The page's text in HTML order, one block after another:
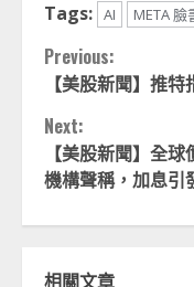
Tags: AI META 臉
Continue
Reading
Previous:
【美股新聞】推
Next:
【美股新聞】全
機構聲稱，加息引
相關文章